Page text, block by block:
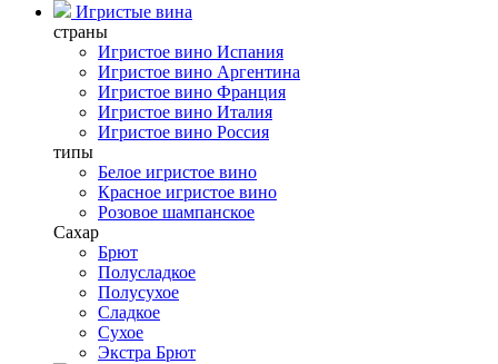
Игристые вина
страны
Игристое вино Испания
Игристое вино Аргентина
Игристое вино Франция
Игристое вино Италия
Игристое вино Россия
типы
Белое игристое вино
Красное игристое вино
Розовое шампанское
Сахар
Брют
Полусладкое
Полусухое
Сладкое
Сухое
Экстра Брют